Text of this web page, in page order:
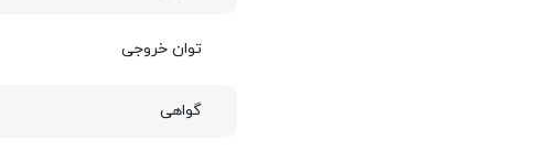
توان خروجی
گواهی